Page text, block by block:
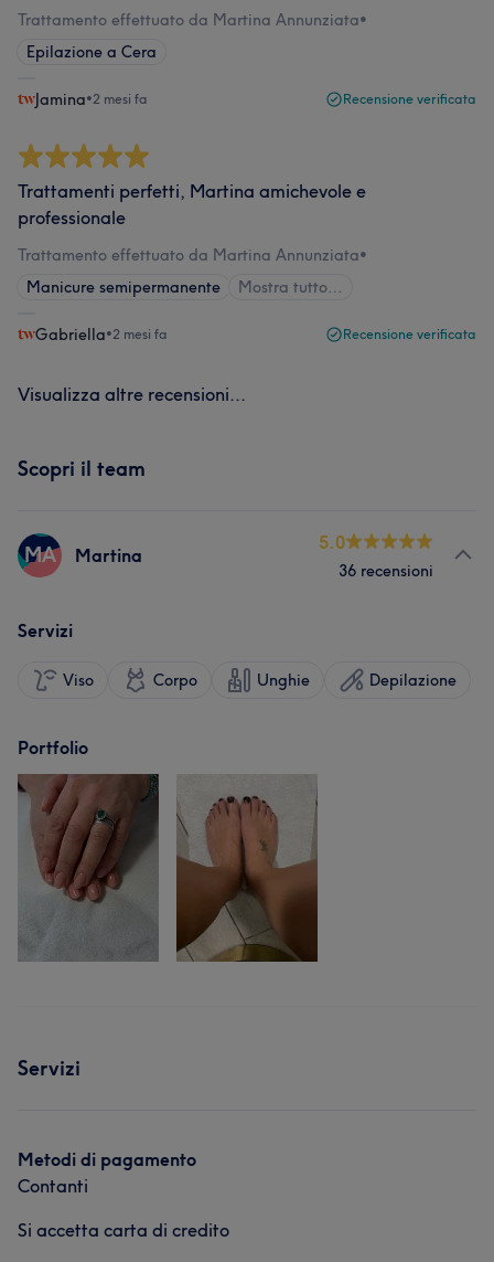
Trattamento effettuato da Martina Annunziata•
Epilazione a Cera
Jamina•2 mesi fa Recensione verificata
Trattamenti perfetti, Martina amichevole e
professionale
Trattamento effettuato da Martina Annunziata•
Manicure semipermanente
Mostra tutto…
Gabriella•2 mesi fa Recensione verificata
Visualizza altre recensioni...
Scopri il team
MA Martina
5.0
36 recensioni
Servizi
Viso Corpo Unghie Depilazione
Portfolio
Servizi
Metodi di pagamento
Contanti
Si accetta carta di credito